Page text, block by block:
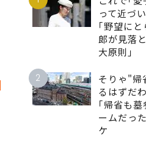
って近づ
｢野望に
郎が見落
大原則｣
2
そりゃ"帰
るはずだ
｢帰省も
ームだっ
ケ